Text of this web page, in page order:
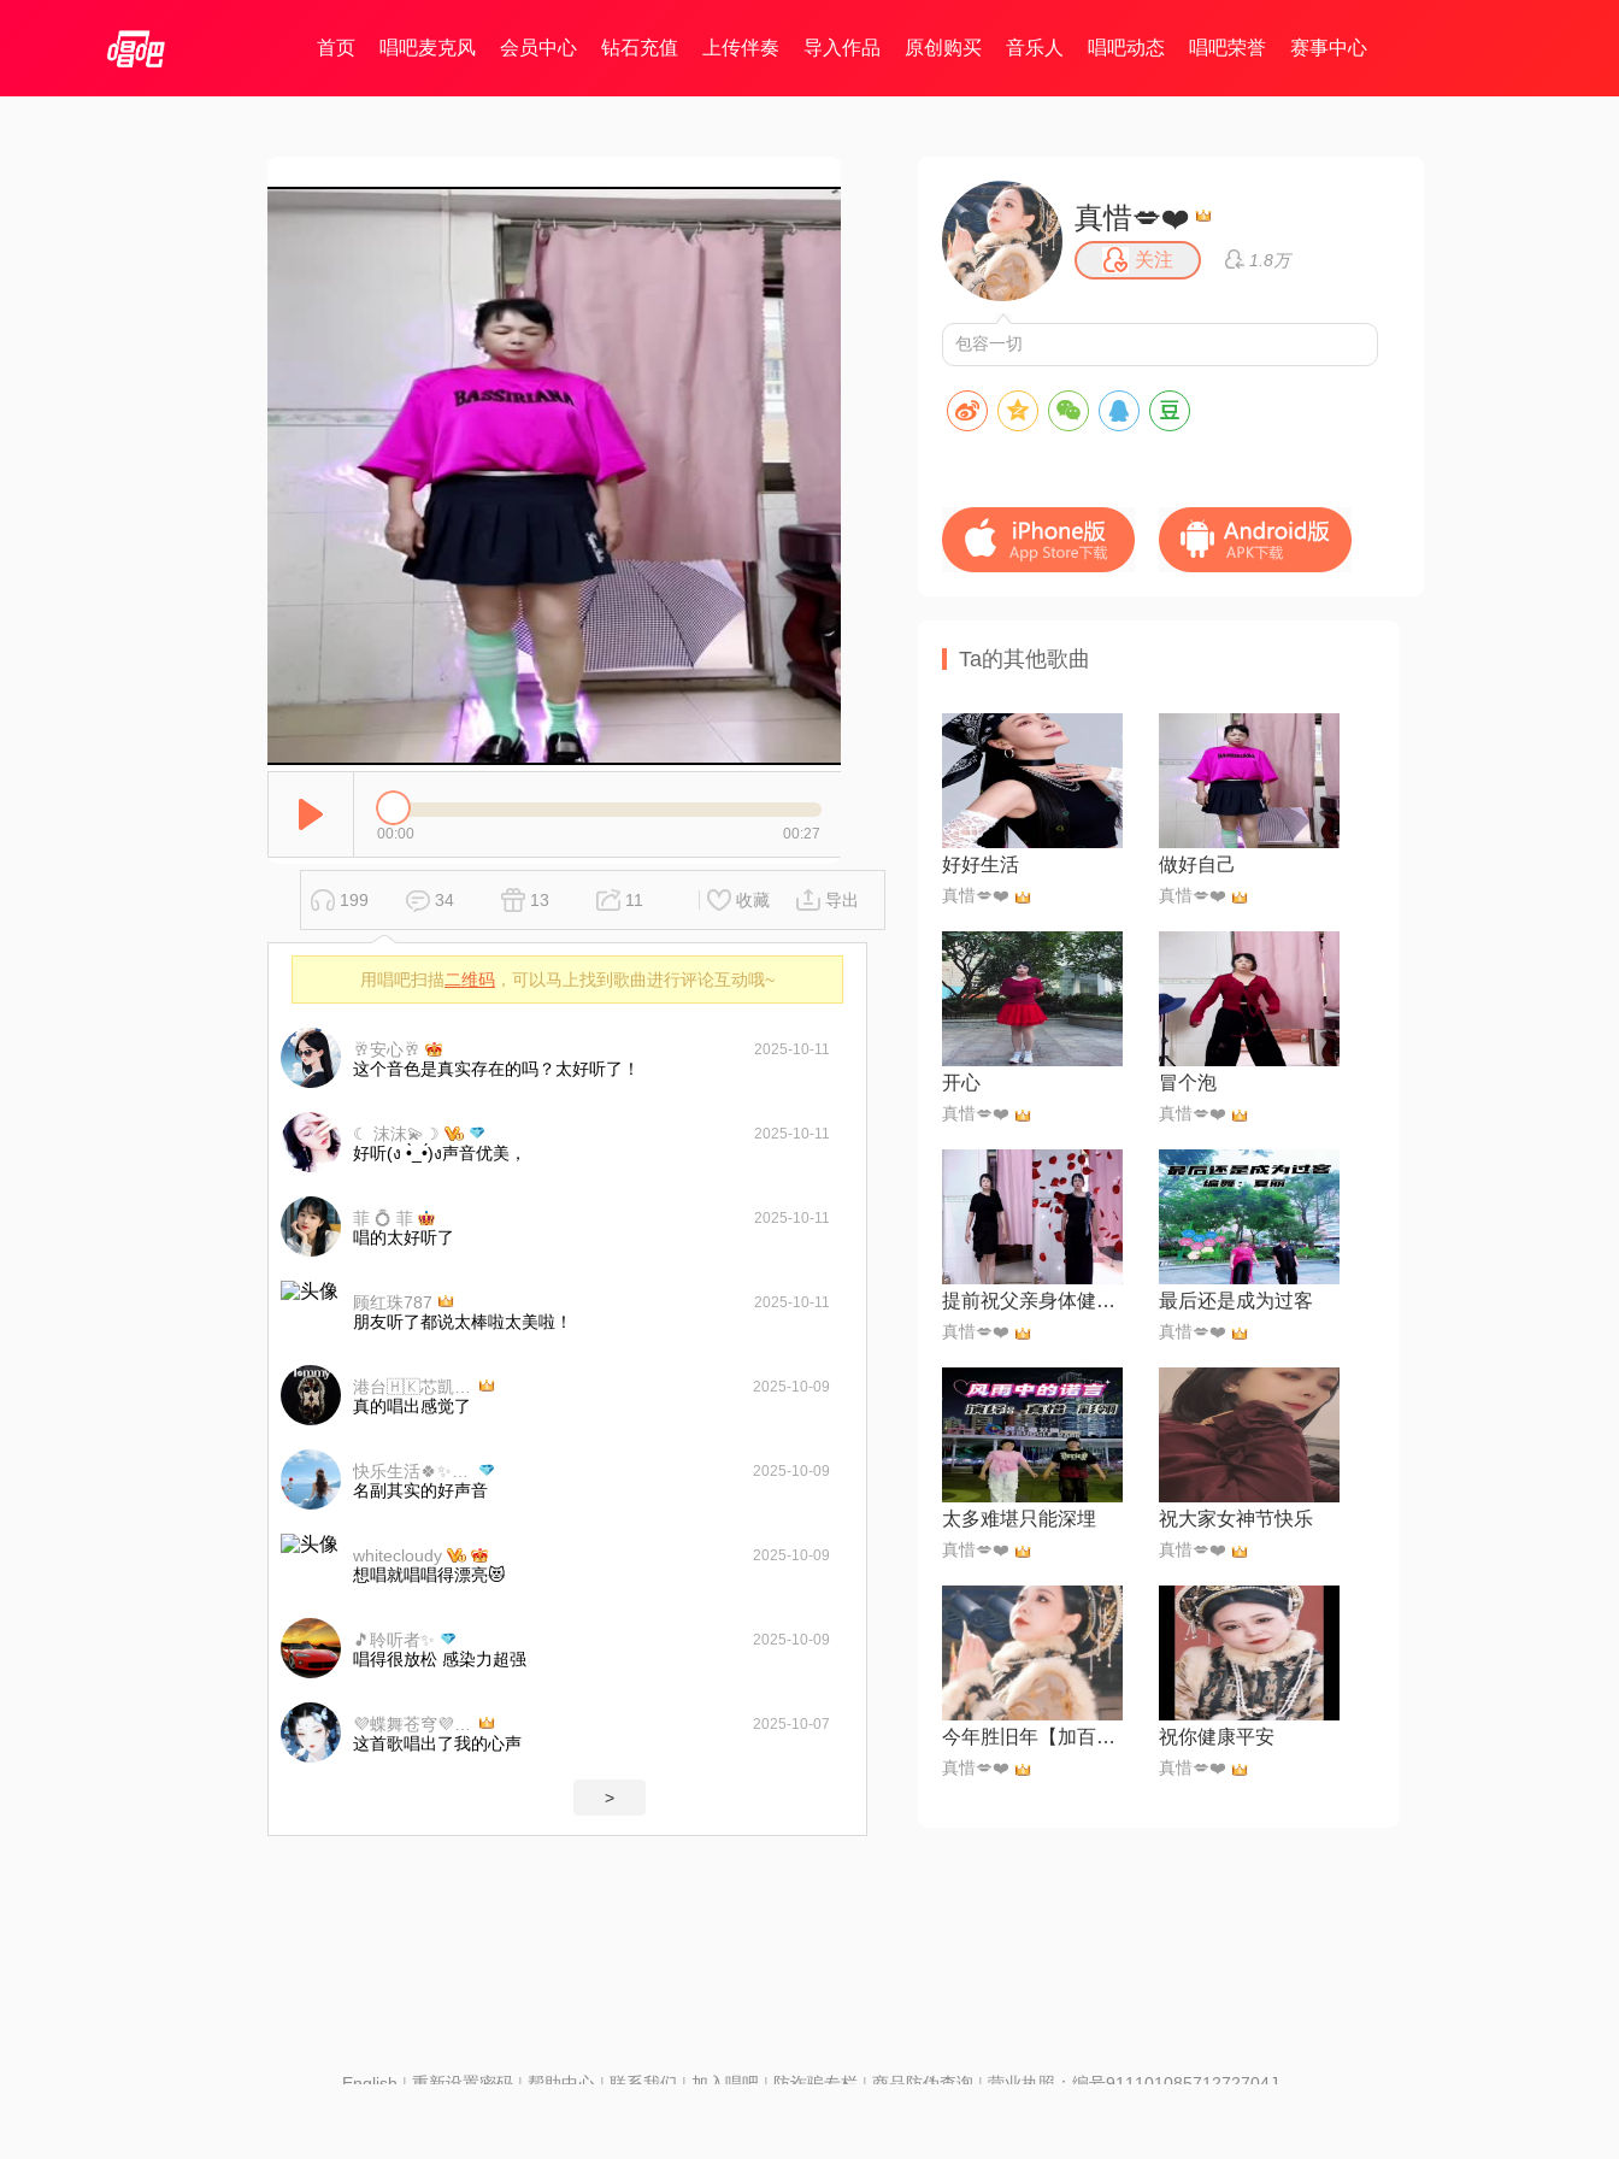
首页 唱吧麦克风 会员中心 钻石充值 上传伴奏 导入作品 原创购买 音乐人 唱吧动态 唱吧荣誉 赛事中心
00:00 00:27
199 34 13 11 收藏 导出
用唱吧扫描二维码 ，可以马上找到歌曲进行评论互动哦~
🥂安心🥂 2025-10-11
这个音色是真实存在的吗？太好听了！
☾ 沫沫💫☽ 2025-10-11
好听(ง •̀_•́)ง声音优美，
菲 💍 菲 2025-10-11
唱的太好听了
顾红珠787 2025-10-11
朋友听了都说太棒啦太美啦！
2025-10-09
真的唱出感觉了
2025-10-09
名副其实的好声音
whitecloudy 2025-10-09
想唱就唱唱得漂亮😻
🎵聆听者✨ 2025-10-09
唱得很放松 感染力超强
2025-10-07
这首歌唱出了我的心声
>
真惜💋❤️
关注 1.8万
包容一切
Ta的其他歌曲
好好生活
真惜💋❤️
做好自己
真惜💋❤️
开心
真惜💋❤️
冒个泡
真惜💋❤️
提前祝父亲身体健康！幸福快乐！
真惜💋❤️
最后还是成为过客
真惜💋❤️
太多难堪只能深埋
真惜💋❤️
祝大家女神节快乐
真惜💋❤️
今年胜旧年【加百列制作】
真惜💋❤️
祝你健康平安
真惜💋❤️
English | 重新设置密码| 帮助中心 | 联系我们 | 加入唱吧 | 防诈骗专栏 | 商品防伪查询 | 营业执照：编号91110108571272704J